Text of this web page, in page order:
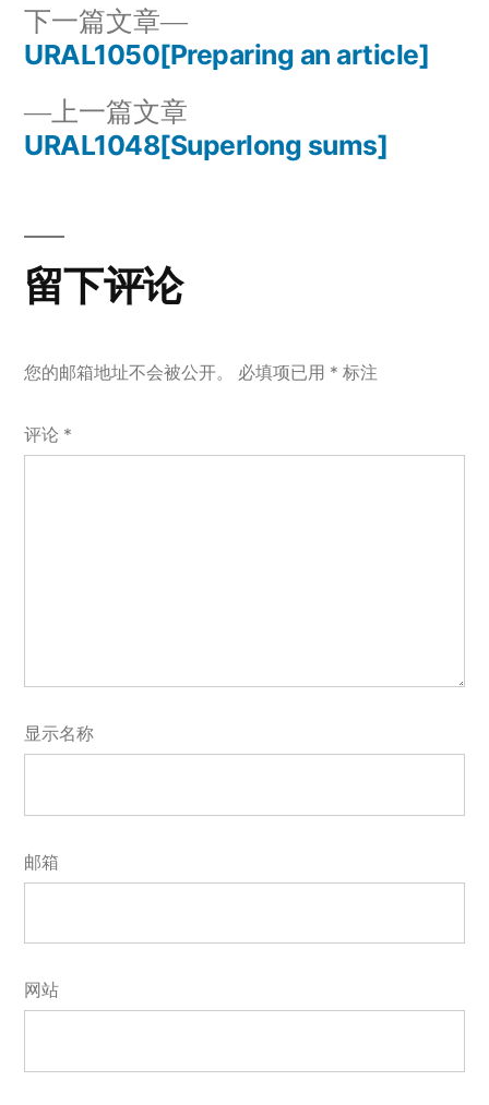
文
章
航
上一篇文章
一
URAL1048[Superlong sums]
下一篇文章
下
一
章：
URAL1050[Preparing an article]
留下评论
您的邮箱地址不会被公开。 必填项已用 * 标注
评论 *
显示名称
邮箱
网站